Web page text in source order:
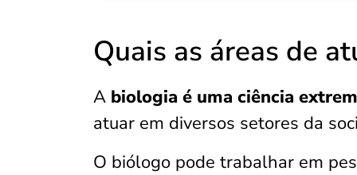
Quais as áreas de
A biologia é uma ciência
atuar em diversos setores da
O biólogo pode trabalhar em